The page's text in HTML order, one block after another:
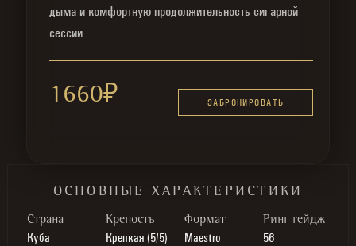
дыма и комфортную продолжительность сигарной
сессии.
1660₽ ЗАБРОНИРОВАТЬ
ОСНОВНЫЕ ХАРАКТЕРИСТИКИ
Cтрана
Куба
Крепость
Крепкая (5/5)
Формат
Maestro
Ринг гейдж
56